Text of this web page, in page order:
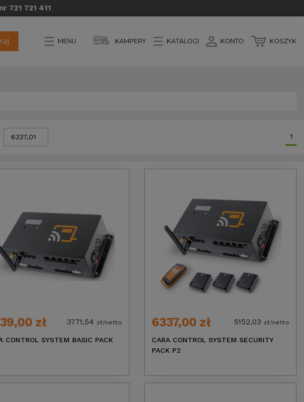
721 721 411
MENU KAMPERY KATALOGI KONTO KOSZYK
1
zł 3771,54 zł/netto
CONTROL SYSTEM BASIC PACK
6337,00 zł 5152,03 zł/netto
CARA CONTROL SYSTEM SECURITY
PACK P2